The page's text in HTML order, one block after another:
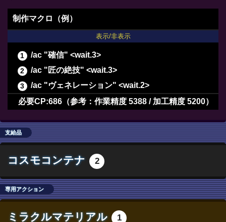
制作マクロ（例）
表示/非表示
/ac "確信" <wait.3>
/ac "匠の絶技" <wait.3>
/ac "ヴェネレーション" <wait.2>
/ac "下地作業" <wait.3>
/ac "下地作業" <wait.3>
/ac "作業" <wait.3>
/ac "パーフェクトメンド" <wait.3>
必要CP:686（参考：作業精度 5388 / 加工精度 5200）
支給品
コスモコンテナ 2
専用アクション
ミラクルマテリアル 1